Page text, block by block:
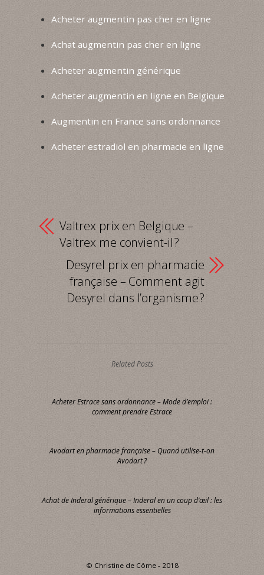
Acheter augmentin pas cher en ligne
Achat augmentin pas cher en ligne
Acheter augmentin générique
Acheter augmentin en ligne en Belgique
Augmentin en France sans ordonnance
Acheter estradiol en pharmacie en ligne
Valtrex prix en Belgique –
Valtrex me convient-il ?
Desyrel prix en pharmacie
française – Comment agit
Desyrel dans l’organisme ?
Related Posts
Acheter Estrace sans ordonnance – Mode d’emploi :
comment prendre Estrace
Avodart en pharmacie française – Quand utilise-t-on
Avodart ?
Achat de Inderal générique – Inderal en un coup d’œil : les
informations essentielles
© Christine de Côme - 2018